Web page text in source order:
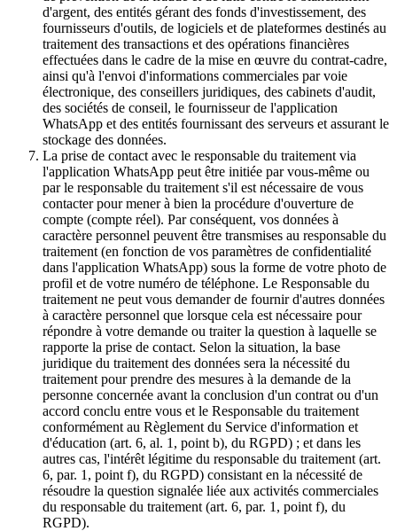
d'argent, des entités gérant des fonds d'investissement, des
fournisseurs d'outils, de logiciels et de plateformes destinés au
traitement des transactions et des opérations financières
effectuées dans le cadre de la mise en œuvre du contrat-cadre,
ainsi qu'à l'envoi d'informations commerciales par voie
électronique, des conseillers juridiques, des cabinets d'audit,
des sociétés de conseil, le fournisseur de l'application
WhatsApp et des entités fournissant des serveurs et assurant le
stockage des données.
La prise de contact avec le responsable du traitement via
l'application WhatsApp peut être initiée par vous-même ou
par le responsable du traitement s'il est nécessaire de vous
contacter pour mener à bien la procédure d'ouverture de
compte (compte réel). Par conséquent, vos données à
caractère personnel peuvent être transmises au responsable du
traitement (en fonction de vos paramètres de confidentialité
dans l'application WhatsApp) sous la forme de votre photo de
profil et de votre numéro de téléphone. Le Responsable du
traitement ne peut vous demander de fournir d'autres données
à caractère personnel que lorsque cela est nécessaire pour
répondre à votre demande ou traiter la question à laquelle se
rapporte la prise de contact. Selon la situation, la base
juridique du traitement des données sera la nécessité du
traitement pour prendre des mesures à la demande de la
personne concernée avant la conclusion d'un contrat ou d'un
accord conclu entre vous et le Responsable du traitement
conformément au Règlement du Service d'information et
d'éducation (art. 6, al. 1, point b), du RGPD) ; et dans les
autres cas, l'intérêt légitime du responsable du traitement (art.
6, par. 1, point f), du RGPD) consistant en la nécessité de
résoudre la question signalée liée aux activités commerciales
du responsable du traitement (art. 6, par. 1, point f), du
RGPD).